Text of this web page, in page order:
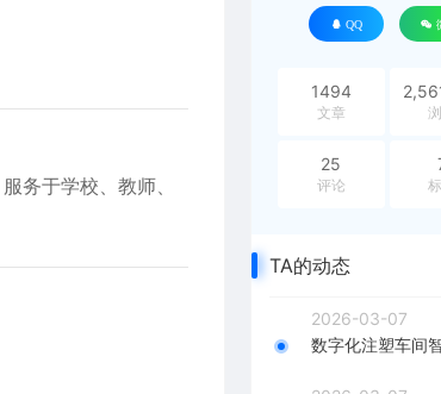
务于学校、教师、
QQ
1494
文章
25
评论
TA的动态
2026-03-07
数字化注塑车间